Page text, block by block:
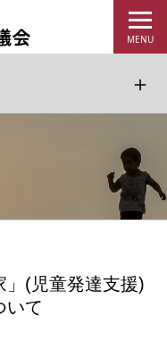
」(児童発達支援)
いて